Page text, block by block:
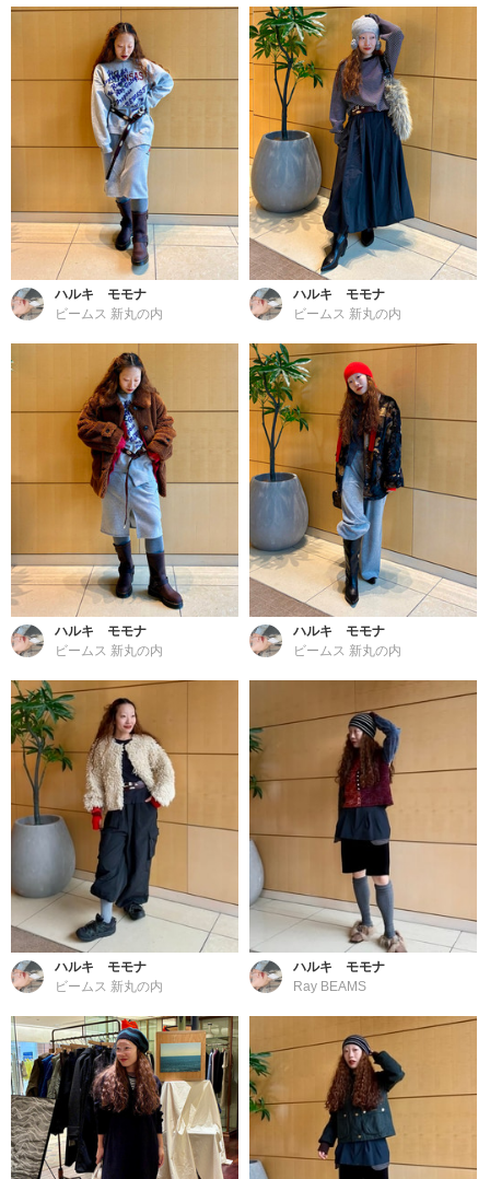
ハルキ モモナ
ビームス 新丸の内
ハルキ モモナ
ビームス 新丸の内
ハルキ モモナ
ビームス 新丸の内
ハルキ モモナ
ビームス 新丸の内
ハルキ モモナ
ビームス 新丸の内
ハルキ モモナ
Ray BEAMS